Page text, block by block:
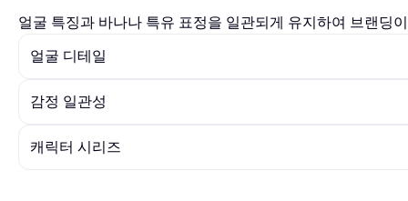
얼굴 특징과 바나나 특유 표정을 일관되게 유지하여 브랜딩
얼굴 디테일
감정 일관성
캐릭터 시리즈